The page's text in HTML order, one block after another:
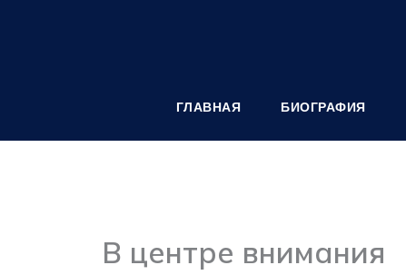
ГЛАВНАЯ БИОГРАФИЯ
В центре внимания